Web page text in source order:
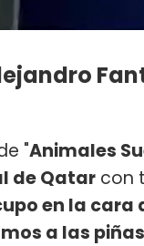
"Animales
de Qatar con
en la cara
a las